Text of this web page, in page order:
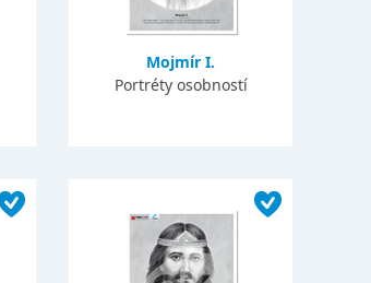
Mojmír I.
Portréty osobností